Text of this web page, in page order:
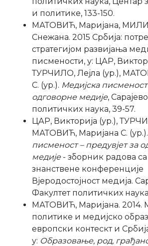
и политике, 133-150.
МАТОВИЋ, Маријана,
Снежана. 2015 Србија:
стратегијом развијања
писмености, у: ЦАР,
ТУРЧИЛО, Лејла (ур.),
С. (ур.). Медијска писменост
одговорне медије,
политичких наука, 39-57.
ЦАР, Викторија (ур.),
МАТОВИЋ, Маријана С. (ур.).
писменост – предувјет за
медије- зборник радова
знанствене конференције
Вјеродостојност медија.
Факултет политичких
МАТОВИЋ, Маријана. 2014.
политике и медијско
европски контескт и
у: Образовање, род,